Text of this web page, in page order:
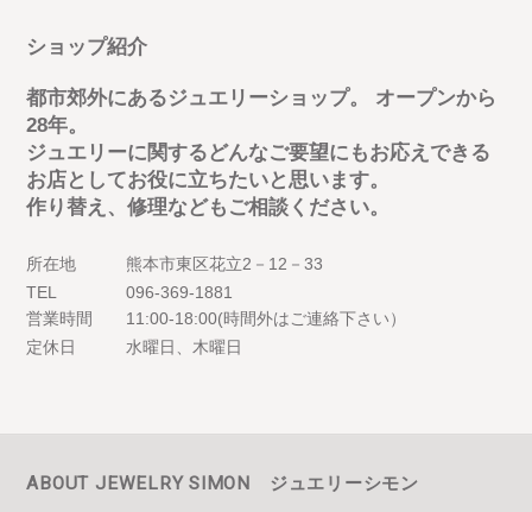
ショップ紹介
都市郊外にあるジュエリーショップ。 オープンから
28年。
ジュエリーに関するどんなご要望にもお応えできる
お店としてお役に立ちたいと思います。
作り替え、修理などもご相談ください。
所在地
熊本市東区花立2－12－33
TEL
096-369-1881
営業時間
11:00-18:00(時間外はご連絡下さい）
定休日
水曜日、木曜日
ABOUT JEWELRY SIMON ジュエリーシモン